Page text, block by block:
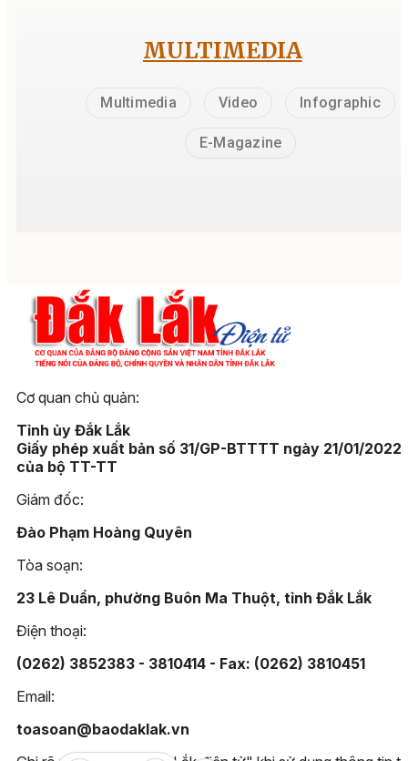
MULTIMEDIA
Multimedia Video Infographic
E-Magazine
Cơ quan chủ quản:
Tỉnh ủy Đắk Lắk
Giấy phép xuất bản số 31/GP-BTTTT ngày 21/01/2022
của bộ TT-TT
Giám đốc:
Đào Phạm Hoàng Quyên
Tòa soạn:
23 Lê Duẩn, phường Buôn Ma Thuột, tỉnh Đắk Lắk
Điện thoại:
(0262) 3852383 - 3810414 - Fax: (0262) 3810451
Email:
toasoan@baodaklak.vn